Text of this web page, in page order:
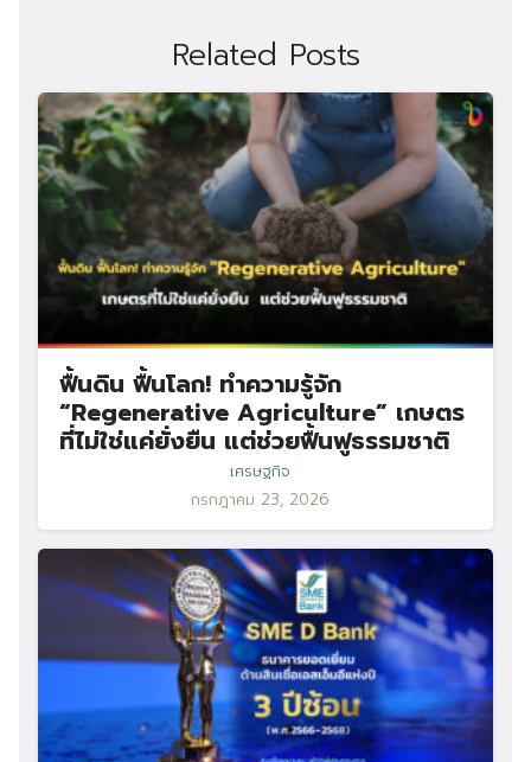
Related Posts
ฟื้นดิน ฟื้นโลก! ทำความรู้จัก
“Regenerative Agriculture” เกษตร
ที่ไม่ใช่แค่ยั่งยืน แต่ช่วยฟื้นฟูธรรมชาติ
เศรษฐกิจ
กรกฎาคม 23, 2026